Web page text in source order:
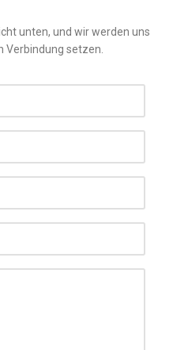
unten, und wir werden uns
Verbindung setzen.